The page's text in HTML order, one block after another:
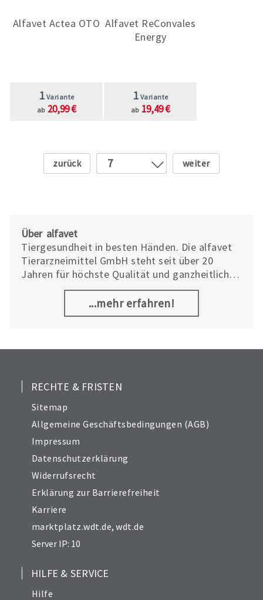
Alfavet Actea OTO
1 Variante
ab 20,99 €
Alfavet ReConvales
Energy
1 Variante
ab 19,49 €
Zurück
5
6
7
8
9
10
Weiter
Über alfavet
Tiergesundheit in besten Händen. Die alfavet
Tierarzneimittel GmbH steht seit über 20
Jahren für höchste Qualität und ganzheitliches
Wohlbefinden von Tieren.
...mehr erfahren!
RECHTE & FRISTEN
Sitemap
Allgemeine Geschäftsbedingungen (AGB)
Impressum
Datenschutzerklärung
Widerrufsrecht
Erklärung zur Barrierefreiheit
Karriere
marktplatz.wdt.de,wdt.de
Server IP: 10
HILFE & SERVICE
Hilfe